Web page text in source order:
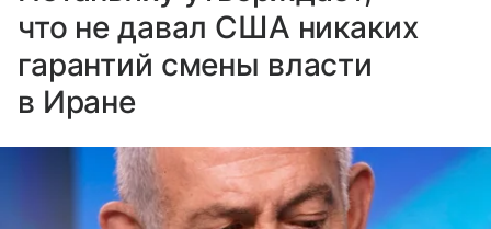
что не давал США никаких
гарантий смены власти
в Иране